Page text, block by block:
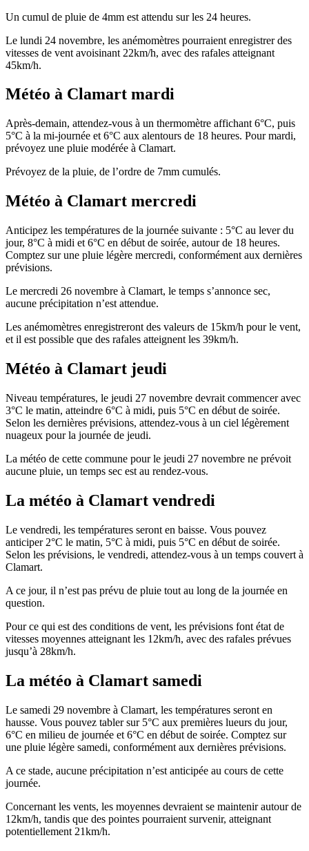
Un cumul de pluie de 4mm est attendu sur les 24 heures.
Le lundi 24 novembre, les anémomètres pourraient enregistrer des
vitesses de vent avoisinant 22km/h, avec des rafales atteignant
45km/h.
Météo à Clamart mardi
Après-demain, attendez-vous à un thermomètre affichant 6°C, puis
5°C à la mi-journée et 6°C aux alentours de 18 heures. Pour mardi,
prévoyez une pluie modérée à Clamart.
Prévoyez de la pluie, de l’ordre de 7mm cumulés.
Météo à Clamart mercredi
Anticipez les températures de la journée suivante : 5°C au lever du
jour, 8°C à midi et 6°C en début de soirée, autour de 18 heures.
Comptez sur une pluie légère mercredi, conformément aux dernières
prévisions.
Le mercredi 26 novembre à Clamart, le temps s’annonce sec,
aucune précipitation n’est attendue.
Les anémomètres enregistreront des valeurs de 15km/h pour le vent,
et il est possible que des rafales atteignent les 39km/h.
Météo à Clamart jeudi
Niveau températures, le jeudi 27 novembre devrait commencer avec
3°C le matin, atteindre 6°C à midi, puis 5°C en début de soirée.
Selon les dernières prévisions, attendez-vous à un ciel légèrement
nuageux pour la journée de jeudi.
La météo de cette commune pour le jeudi 27 novembre ne prévoit
aucune pluie, un temps sec est au rendez-vous.
La météo à Clamart vendredi
Le vendredi, les températures seront en baisse. Vous pouvez
anticiper 2°C le matin, 5°C à midi, puis 5°C en début de soirée.
Selon les prévisions, le vendredi, attendez-vous à un temps couvert à
Clamart.
A ce jour, il n’est pas prévu de pluie tout au long de la journée en
question.
Pour ce qui est des conditions de vent, les prévisions font état de
vitesses moyennes atteignant les 12km/h, avec des rafales prévues
jusqu’à 28km/h.
La météo à Clamart samedi
Le samedi 29 novembre à Clamart, les températures seront en
hausse. Vous pouvez tabler sur 5°C aux premières lueurs du jour,
6°C en milieu de journée et 6°C en début de soirée. Comptez sur
une pluie légère samedi, conformément aux dernières prévisions.
A ce stade, aucune précipitation n’est anticipée au cours de cette
journée.
Concernant les vents, les moyennes devraient se maintenir autour de
12km/h, tandis que des pointes pourraient survenir, atteignant
potentiellement 21km/h.